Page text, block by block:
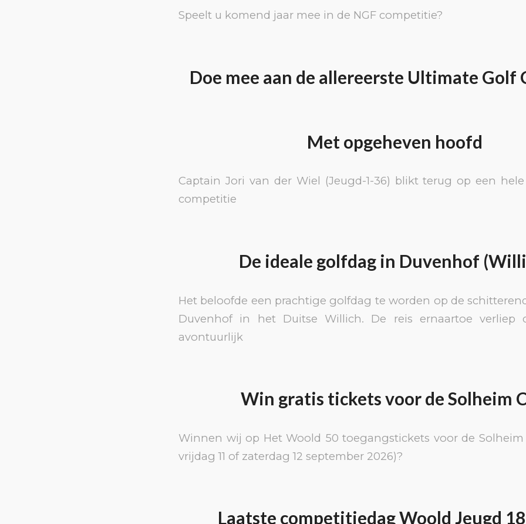
Speelt u komend jaar mee in de NGF competitie?
Doe mee aan de allereerste Ultimate Golf
Met opgeheven hoofd
Captain Jori van der Wiel (Jeugd-1-36) blikt terug op een hele
competitie
De ideale golfdag in Duvenhof
Het beloofde een prachtige golfdag te worden op de
Duvenhof in het Duitse Willich. De reis ernaartoe verliep
avontuurlijk
Win gratis tickets voor de Solheim
Winnen wij op Het Woold 50 toegangstickets voor de Solheim
vrijdag 11 of zaterdag 12 september 2026)?
Laatste competitiedag Woold Jeugd